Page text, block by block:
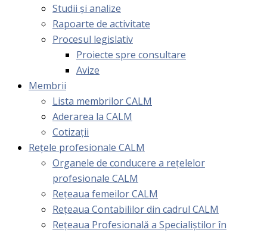
Studii și analize
Rapoarte de activitate
Procesul legislativ
Proiecte spre consultare
Avize
Membrii
Lista membrilor CALM
Aderarea la CALM
Cotizaţii
Rețele profesionale CALM
Organele de conducere a rețelelor
profesionale CALM
Rețeaua femeilor CALM
Rețeaua Contabililor din cadrul CALM
Rețeaua Profesională a Specialiștilor în